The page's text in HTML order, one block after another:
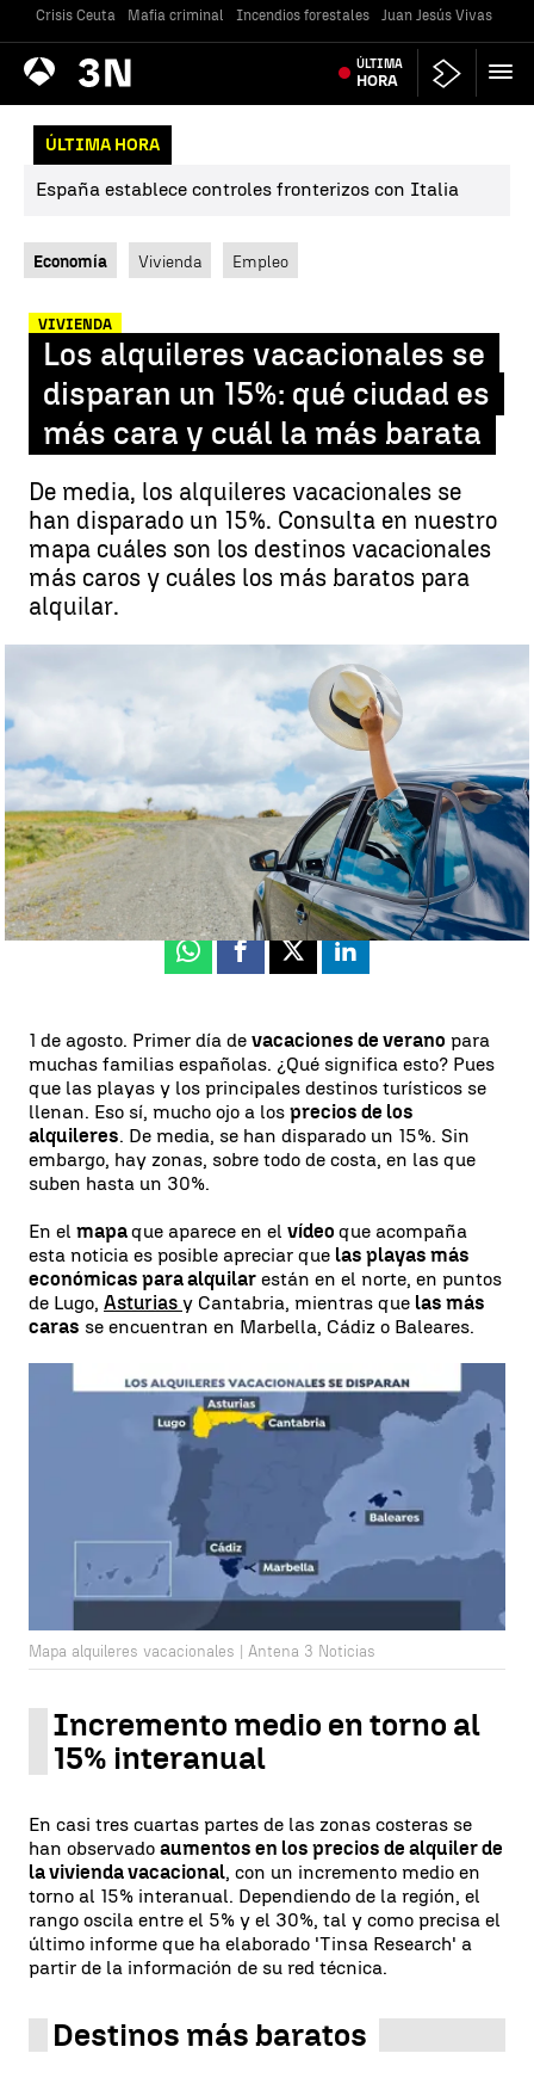
Crisis Ceuta Mafia criminal Incendios forestales Juan Jesús Vivas
Antena
3 Noticias ÚLTIMA
HORA
ÚLTIMA HORA
España establece controles fronterizos con Italia
Economía Vivienda Empleo
VIVIENDA
Los alquileres vacacionales se
disparan un 15%: qué ciudad es
más cara y cuál la más barata
De media, los alquileres vacacionales se
han disparado un 15%. Consulta en nuestro
mapa cuáles son los destinos vacacionales
más caros y cuáles los más baratos para
alquilar.
Qué ciudad es más cara y cuál la más barata para alquilar este
verano |
Europa Press
Ángela Clemente
Publicado:
01 de agosto de 2023, 17:05
Whatsapp
Facebook
X Linkedin
1 de agosto. Primer día de vacaciones de verano para
muchas familias españolas. ¿Qué significa esto? Pues
que las playas y los principales destinos turísticos se
llenan. Eso sí, mucho ojo a los precios de los
alquileres. De media, se han disparado un 15%. Sin
embargo, hay zonas, sobre todo de costa, en las que
suben hasta un 30%.
En el mapaque aparece en el vídeo que acompaña
esta noticia es posible apreciar que las playas más
económicas para alquilar están en el norte, en puntos
de Lugo, Asturias y Cantabria, mientras que las más
caras se encuentran en Marbella, Cádiz o Baleares.
Mapa alquileres vacacionales | Antena 3 Noticias
Incremento medio en torno al
15% interanual
En casi tres cuartas partes de las zonas costeras se
han observado aumentos en los precios de alquiler de
la vivienda vacacional, con un incremento medio en
torno al 15% interanual. Dependiendo de la región, el
rango oscila entre el 5% y el 30%, tal y como precisa el
último informe que ha elaborado 'Tinsa Research' a
partir de la información de su red técnica.
Destinos más baratos